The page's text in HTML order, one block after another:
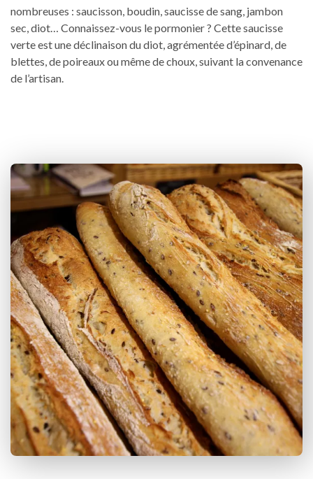
nombreuses : saucisson, boudin, saucisse de sang, jambon
sec, diot… Connaissez-vous le pormonier ? Cette saucisse
verte est une déclinaison du diot, agrémentée d’épinard, de
blettes, de poireaux ou même de choux, suivant la convenance
de l’artisan.